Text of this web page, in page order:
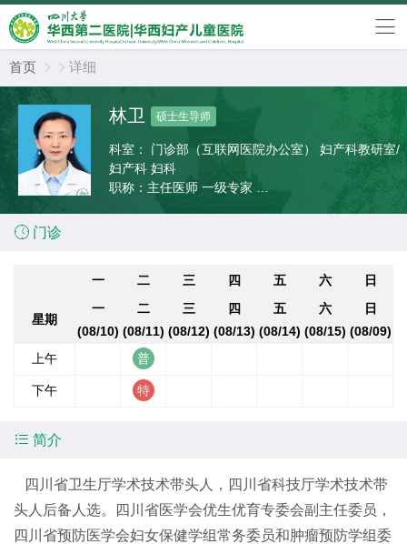
首页   详细
林卫 硕士生导师
科室：
妇产科 妇科
职称： 主任医师 一级专家
 门诊
一 二 三 四 五 六 日
星期
一
(08/10)
二
(08/11)
三
(08/12)
四
(08/13)
五
(08/14)
六
(08/15)
日
(08/09)
上午
下午
 简介
四川省卫生厅学术技术带头人，四川省科技厅学术技术带
头人后备人选。四川省医学会优生优育专委会副主任委员，
四川省预防医学会妇女保健学组常务委员和肿瘤预防学组委